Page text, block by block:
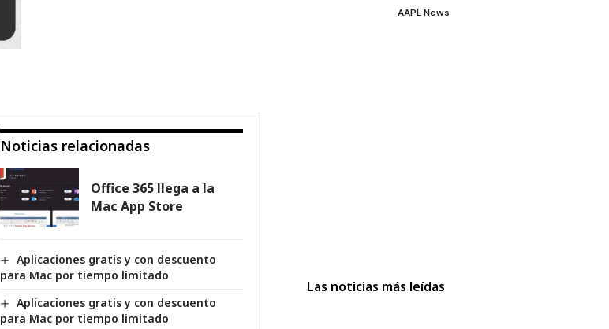
Noticias relacionadas
Office 365 llega a la
Mac App Store
Aplicaciones gratis y con descuento
para Mac por tiempo limitado
Aplicaciones gratis y con descuento
para Mac por tiempo limitado
AAPL News
Las noticias más leídas